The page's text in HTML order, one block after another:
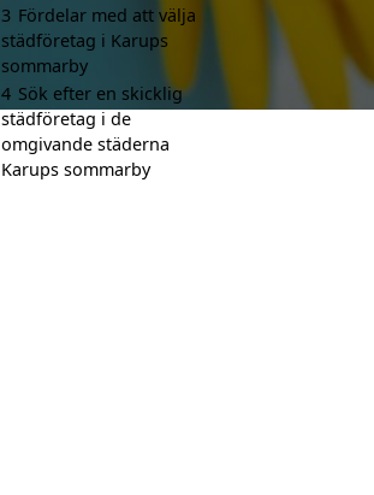
3 Fördelar med att välja
städföretag i Karups
sommarby
4 Sök efter en skicklig
städföretag i de
omgivande städerna
Karups sommarby